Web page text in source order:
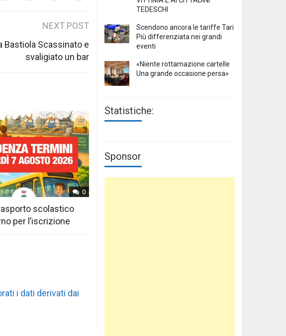
NEXT POST
Bastiola Scassinato e
svaligiato un bar
0
scolastico
per l’iscrizione
i dati derivati dai
TEDESCHI
Scendono ancora le tariffe Tari
Più differenziata nei grandi
eventi
«Niente rottamazione cartelle
Una grande occasione persa»
Statistiche:
Sponsor